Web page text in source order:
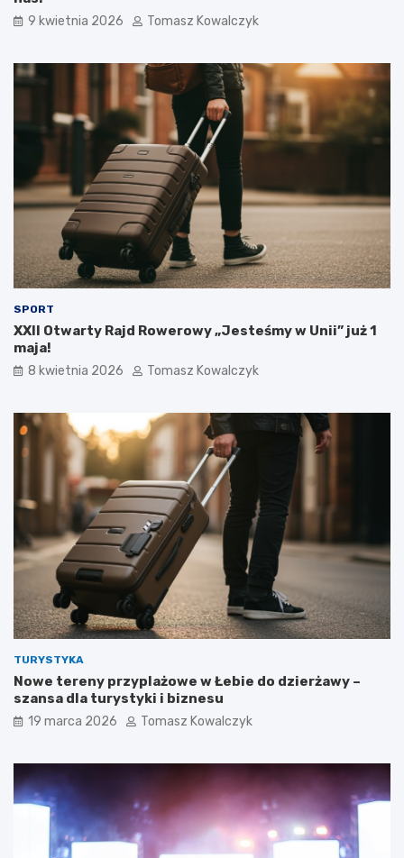
9 kwietnia 2026 Tomasz Kowalczyk
SPORT
XXII Otwarty Rajd Rowerowy „Jesteśmy w Unii” już 1
maja!
8 kwietnia 2026 Tomasz Kowalczyk
TURYSTYKA
Nowe tereny przyplażowe w Łebie do dzierżawy –
szansa dla turystyki i biznesu
19 marca 2026 Tomasz Kowalczyk